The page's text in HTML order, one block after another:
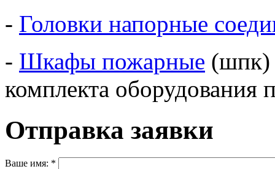
- Головки напорные
- Шкафы пожарные (шпк)
комплекта оборудования
Отправка заявки
Ваше имя: *